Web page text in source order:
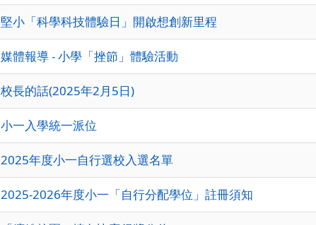
堅小「科學科技體驗日」開啟想創新里程
媒體報導 - 小學「挫節」體驗活動
校長的話(2025年2月5日)
小一入學統一派位
2025年度小一自行選校入選名單
2025-2026年度小一「自行分配學位」註冊須知